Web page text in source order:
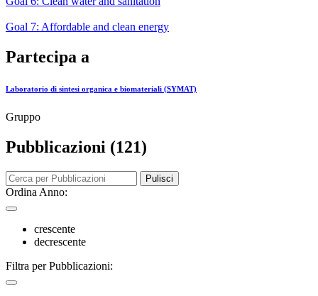
Goal 7: Affordable and clean energy
Partecipa a
Laboratorio di sintesi organica e biomateriali (SYMAT)
Gruppo
Pubblicazioni (121)
Pulisci
Ordina Anno:
crescente
decrescente
Filtra per Pubblicazioni: